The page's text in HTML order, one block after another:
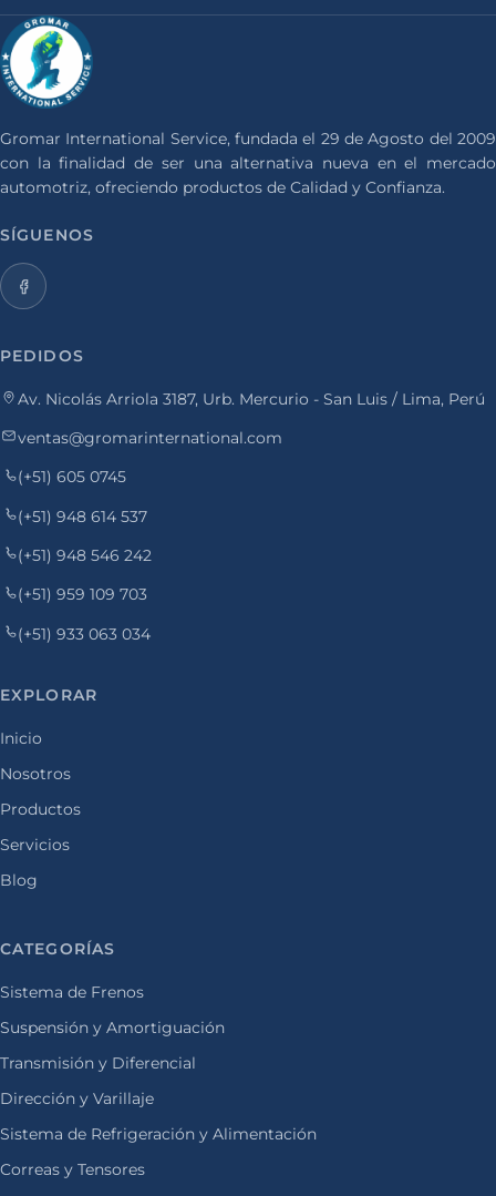
Gromar International Service, fundada el 29 de Agosto del 2009
con la finalidad de ser una alternativa nueva en el mercado
automotriz, ofreciendo productos de Calidad y Confianza.
SÍGUENOS
PEDIDOS
Av. Nicolás Arriola 3187, Urb. Mercurio - San Luis / Lima, Perú
ventas@gromarinternational.com
(+51) 605 0745
(+51) 948 614 537
(+51) 948 546 242
(+51) 959 109 703
(+51) 933 063 034
EXPLORAR
Inicio
Nosotros
Productos
Servicios
Blog
CATEGORÍAS
Sistema de Frenos
Suspensión y Amortiguación
Transmisión y Diferencial
Dirección y Varillaje
Sistema de Refrigeración y Alimentación
Correas y Tensores